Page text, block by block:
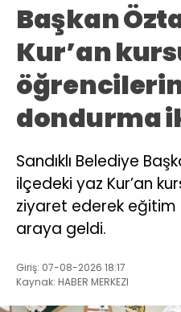
Başkan
Kur’an
dondurma
Sandıklı Belediye
ilçedeki yaz Kur’an
ziyaret ederek
araya geldi.
Giriş: 07-08-2026 18:17
Kaynak: HABER MERKEZI